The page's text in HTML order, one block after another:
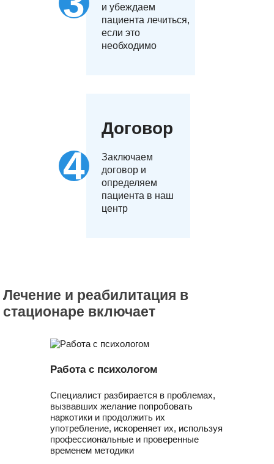
и убеждаем
пациента лечиться,
если это
необходимо
Договор
Заключаем
договор и
определяем
пациента в наш
центр
Лечение и реабилитация в
стационаре включает
Работа с психологом
Специалист разбирается в проблемах,
вызвавших желание попробовать
наркотики и продолжить их
употребление, искореняет их, используя
профессиональные и проверенные
временем методики